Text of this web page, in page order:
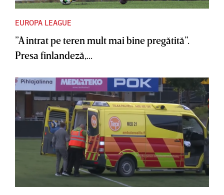
EUROPA LEAGUE
”A intrat pe teren mult mai bine pregătită”.
Presa finlandeză,...